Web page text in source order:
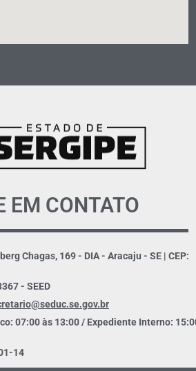
EM CONTATO
Chagas, 169 - DIA - Aracaju - SE | CEP:
- SEED
07:00 às 13:00 / Expediente Interno:
14